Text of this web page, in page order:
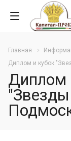
Главная
Диплом и кубок
Диплом
"Звезды